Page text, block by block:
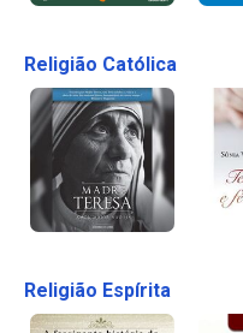
Religião Católica
Religião Espírita